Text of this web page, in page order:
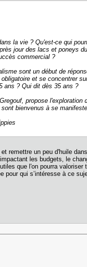
la vie ? Qu'est-ce qui
jour des lacs et poneys
commercial ?
sont un début de
et se concentrer
ans ? Qui dit dès 35 ans ?
propose
bienvenus à se
remettre un peu d'huile
les budgets, le
que l'on pourra
pour qui s’intéresse à ce